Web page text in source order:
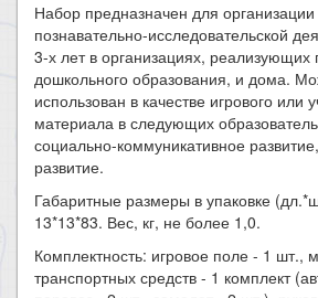
​Набор предназначен для организации
познавательно-исследовательской
3-х лет в организациях,
дошкольного образования, и дома.
использован в качестве игрового или
материала в следующих
социально-коммуникативное
развитие.
Габаритные размеры в упаковке
13*13*83. Вес, кг, не более 1,0.
Комплектность: игровое поле - 1 шт.,
транспортных средств - 1 комплект